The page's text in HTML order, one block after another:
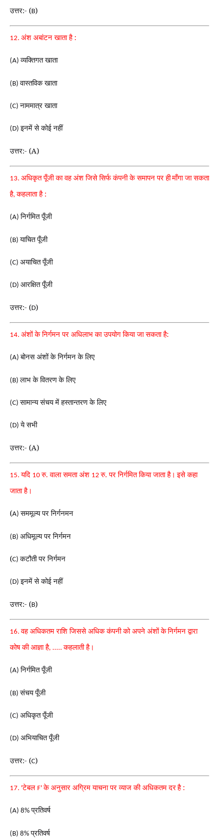
उत्तर:- (B)
12. अंश अबांटन खाता है :
(A)व्यक्तिगत खाता
(B)वास्तविक खाता
(C)नाममात्र खाता
(D)इनमें से कोई नहीं
उत्तर:- (A)
13. अधिकृत पूँजी का वह अंश जिसे सिर्फ कंपनी के समापन पर हीमाँगा जा सकता
है,कहलाता है :
(A)निर्गमित पूँजी
(B)याचित पूँजी
(C) अयाचित पूँजी
(D) आरक्षित पूँजी
उत्तर:- (D)
14. अंशों के निर्गमन पर अधिलाभ का उपयोग किया जा सकता है:
(A)बोनस अंशों के निर्गमन के लिए
(B)लाभ के वितरण के लिए
(C)सामान्य संचय में हस्तान्तरण के लिए
(D)ये सभी
उत्तर:- (A)
15.यदि 10रु. वाला समता अंश 12रु. पर निर्गमित किया जाता है। इसे कहा
जाता है।
(A)सममूल्य पर निर्गनमन
(B) अधिमूल्य पर निर्गमन
(C)कटौती पर निर्गमन
(D)इनमें से कोई नहीं
उत्तर:- (B)
16.वह अधिकतम राशि जिससे अधिक कंपनी को अपने अंशों केनिर्गमन द्वारा
कोष की आज्ञा है, .....कहलाती है।
(A)निर्गमित पूँजी
(B)संचय पूँजी
(C) अधिकृत पूँजी
(D) अभियाचित पूँजी
उत्तर:- (C)
17. 'टेबल F'के अनुसार अग्रिम याचना पर व्याज की अधिकतम दरहै :
(A) 8%प्रतिवर्ष
(B) 8%प्रतिवर्ष